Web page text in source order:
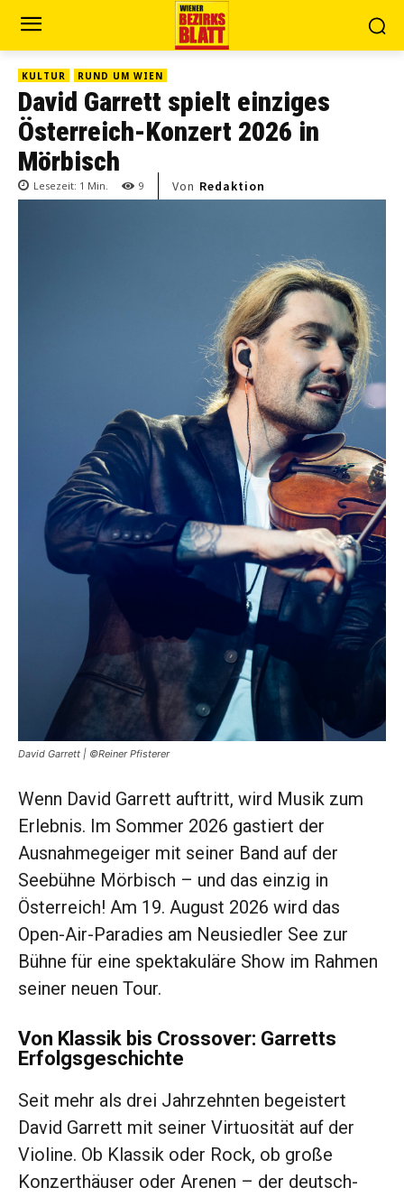
KULTUR RUND UM WIEN
David Garrett spielt einziges
Österreich-Konzert 2026 in
Mörbisch
Lesezeit: 1 Min. 9 Von Redaktion
David Garrett | ©Reiner Pfisterer
Wenn David Garrett auftritt, wird Musik zum
Erlebnis. Im Sommer 2026 gastiert der
Ausnahmegeiger mit seiner Band auf der
Seebühne Mörbisch – und das einzig in
Österreich! Am 19. August 2026 wird das
Open-Air-Paradies am Neusiedler See zur
Bühne für eine spektakuläre Show im Rahmen
seiner neuen Tour.
Von Klassik bis Crossover: Garretts
Erfolgsgeschichte
Seit mehr als drei Jahrzehnten begeistert
David Garrett mit seiner Virtuosität auf der
Violine. Ob Klassik oder Rock, ob große
Konzerthäuser oder Arenen – der deutsch-